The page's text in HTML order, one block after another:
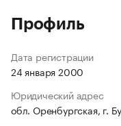
Профиль
Дата регистрации
24 января 2000
Юридический адрес
обл. Оренбургская, г.